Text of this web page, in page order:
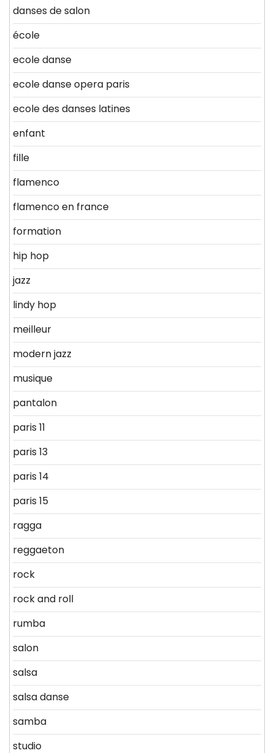
danses de salon
école
ecole danse
ecole danse opera paris
ecole des danses latines
enfant
fille
flamenco
flamenco en france
formation
hip hop
jazz
lindy hop
meilleur
modern jazz
musique
pantalon
paris 11
paris 13
paris 14
paris 15
ragga
reggaeton
rock
rock and roll
rumba
salon
salsa
salsa danse
samba
studio